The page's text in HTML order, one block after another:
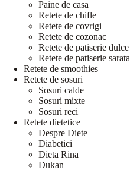
Paine de casa
Retete de chifle
Retete de covrigi
Retete de cozonac
Retete de patiserie dulce
Retete de patiserie sarata
Retete de smoothies
Retete de sosuri
Sosuri calde
Sosuri mixte
Sosuri reci
Retete dietetice
Despre Diete
Diabetici
Dieta Rina
Dukan